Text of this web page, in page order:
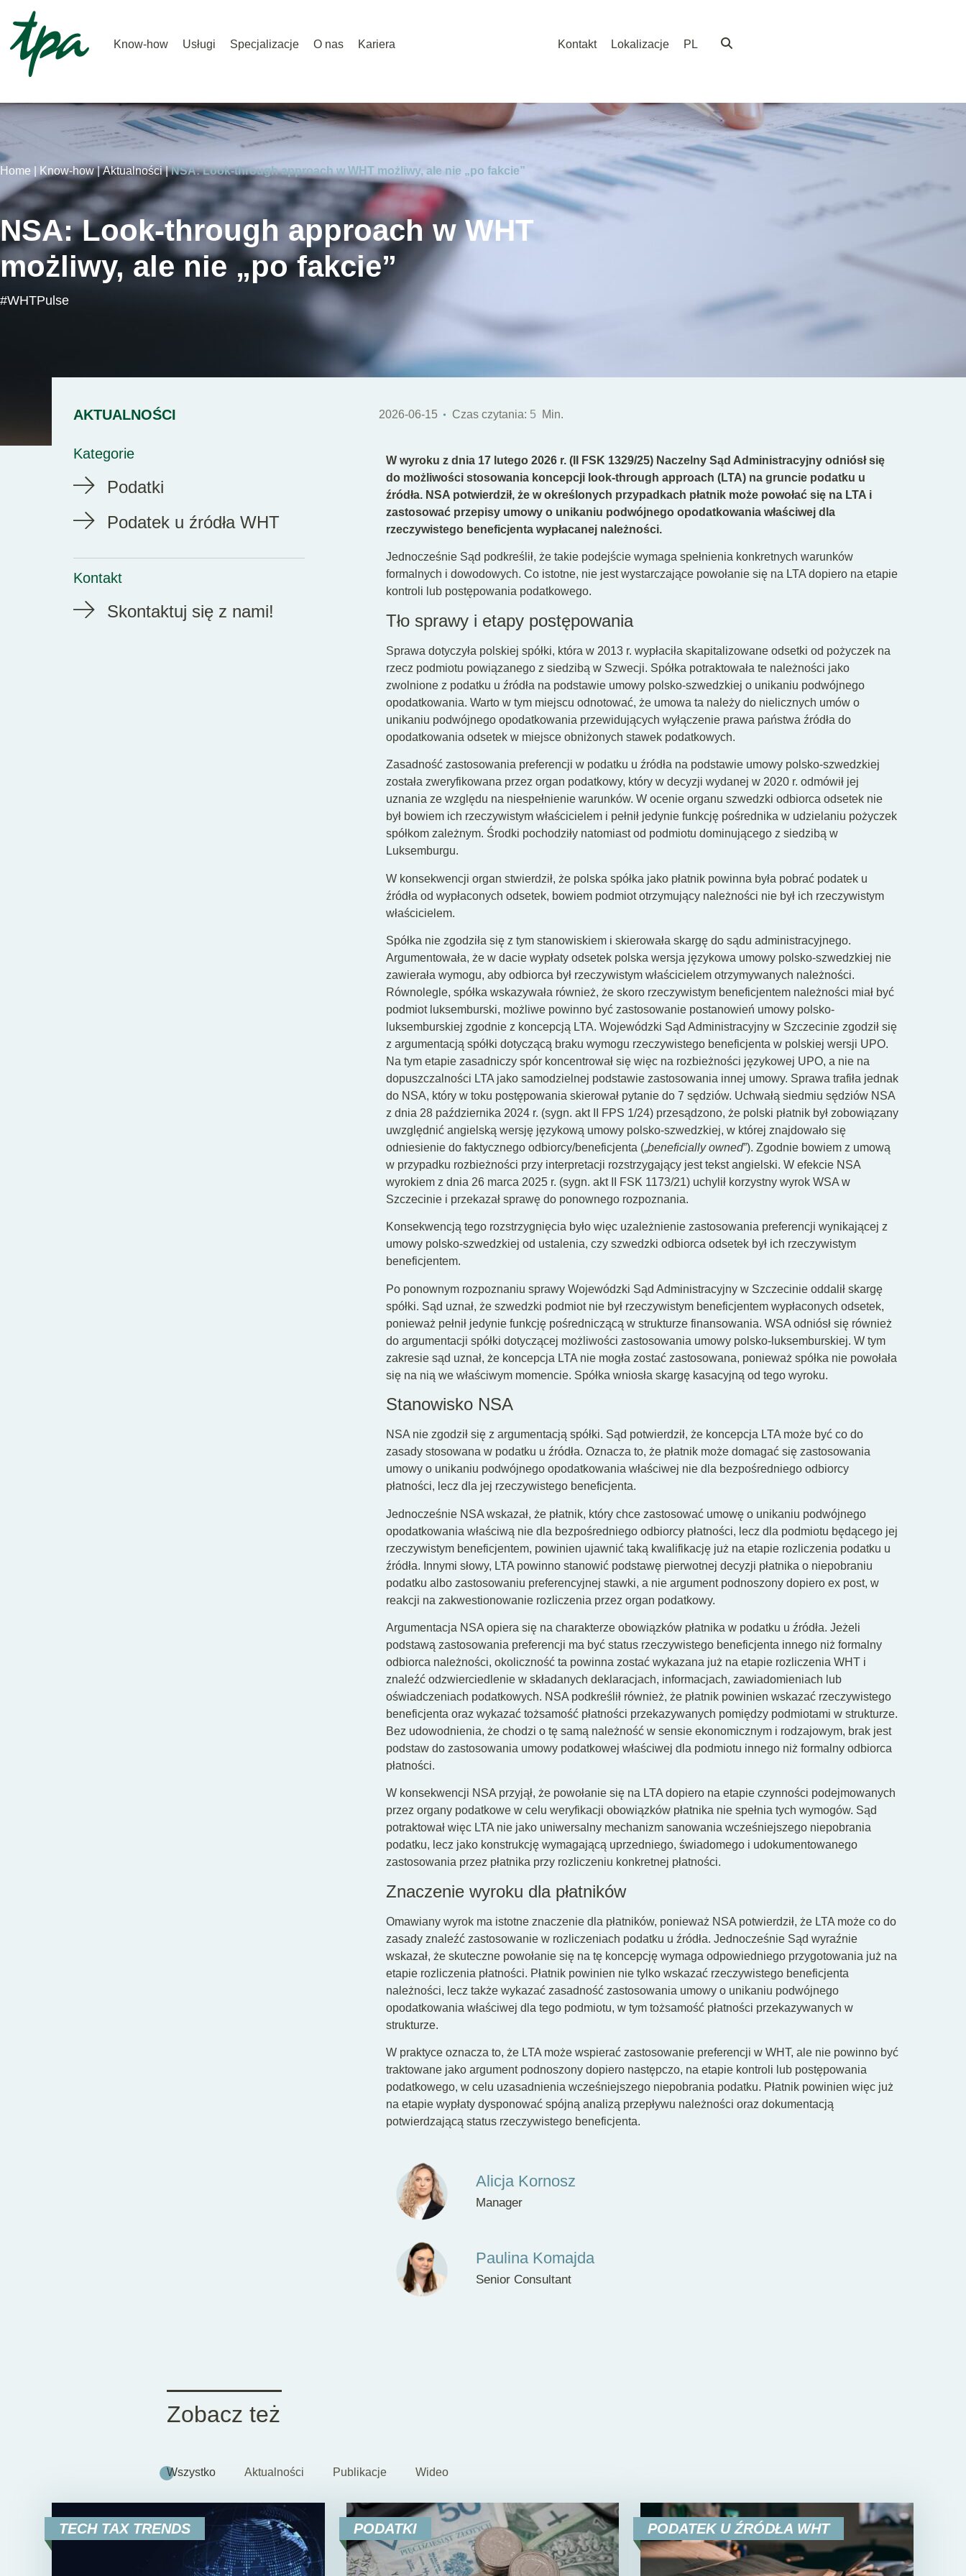
Know-how Usługi Specjalizacje O nas Kariera Kontakt Lokalizacje PL
Home | Know-how |Aktualności |NSA: Look-through approach w WHT możliwy, ale nie „po fakcie”
NSA: Look-through approach w WHT
możliwy, ale nie „po fakcie”
#WHTPulse
AKTUALNOŚCI
Kategorie
Podatki
Podatek u źródła WHT
Kontakt
Skontaktuj się z nami!
2026-06-15 Czas czytania: 5 Min.
W wyroku z dnia 17 lutego 2026 r. (II FSK 1329/25) Naczelny Sąd Administracyjny odniósł się
do możliwości stosowania koncepcji look-through approach (LTA) na gruncie podatku u
źródła. NSA potwierdził, że w określonych przypadkach płatnik może powołać się na LTA i
zastosować przepisy umowy o unikaniu podwójnego opodatkowania właściwej dla
rzeczywistego beneficjenta wypłacanej należności.
Jednocześnie Sąd podkreślił, że takie podejście wymaga spełnienia konkretnych warunków
formalnych i dowodowych. Co istotne, nie jest wystarczające powołanie się na LTA dopiero na etapie
kontroli lub postępowania podatkowego.
Tło sprawy i etapy postępowania
Sprawa dotyczyła polskiej spółki, która w 2013 r. wypłaciła skapitalizowane odsetki od pożyczek na
rzecz podmiotu powiązanego z siedzibą w Szwecji. Spółka potraktowała te należności jako
zwolnione z podatku u źródła na podstawie umowy polsko-szwedzkiej o unikaniu podwójnego
opodatkowania. Warto w tym miejscu odnotować, że umowa ta należy do nielicznych umów o
unikaniu podwójnego opodatkowania przewidujących wyłączenie prawa państwa źródła do
opodatkowania odsetek w miejsce obniżonych stawek podatkowych.
Zasadność zastosowania preferencji w podatku u źródła na podstawie umowy polsko-szwedzkiej
została zweryfikowana przez organ podatkowy, który w decyzji wydanej w 2020 r. odmówił jej
uznania ze względu na niespełnienie warunków. W ocenie organu szwedzki odbiorca odsetek nie
był bowiem ich rzeczywistym właścicielem i pełnił jedynie funkcję pośrednika w udzielaniu pożyczek
spółkom zależnym. Środki pochodziły natomiast od podmiotu dominującego z siedzibą w
Luksemburgu.
W konsekwencji organ stwierdził, że polska spółka jako płatnik powinna była pobrać podatek u
źródła od wypłaconych odsetek, bowiem podmiot otrzymujący należności nie był ich rzeczywistym
właścicielem.
Spółka nie zgodziła się z tym stanowiskiem i skierowała skargę do sądu administracyjnego.
Argumentowała, że w dacie wypłaty odsetek polska wersja językowa umowy polsko-szwedzkiej nie
zawierała wymogu, aby odbiorca był rzeczywistym właścicielem otrzymywanych należności.
Równolegle, spółka wskazywała również, że skoro rzeczywistym beneficjentem należności miał być
podmiot luksemburski, możliwe powinno być zastosowanie postanowień umowy polsko-
luksemburskiej zgodnie z koncepcją LTA. Wojewódzki Sąd Administracyjny w Szczecinie zgodził się
z argumentacją spółki dotyczącą braku wymogu rzeczywistego beneficjenta w polskiej wersji UPO.
Na tym etapie zasadniczy spór koncentrował się więc na rozbieżności językowej UPO, a nie na
dopuszczalności LTA jako samodzielnej podstawie zastosowania innej umowy. Sprawa trafiła jednak
do NSA, który w toku postępowania skierował pytanie do 7 sędziów. Uchwałą siedmiu sędziów NSA
z dnia 28 października 2024 r. (sygn. akt II FPS 1/24) przesądzono, że polski płatnik był zobowiązany
uwzględnić angielską wersję językową umowy polsko-szwedzkiej, w której znajdowało się
odniesienie do faktycznego odbiorcy/beneficjenta („beneficially owned”). Zgodnie bowiem z umową
w przypadku rozbieżności przy interpretacji rozstrzygający jest tekst angielski. W efekcie NSA
wyrokiem z dnia 26 marca 2025 r. (sygn. akt II FSK 1173/21) uchylił korzystny wyrok WSA w
Szczecinie i przekazał sprawę do ponownego rozpoznania.
Konsekwencją tego rozstrzygnięcia było więc uzależnienie zastosowania preferencji wynikającej z
umowy polsko-szwedzkiej od ustalenia, czy szwedzki odbiorca odsetek był ich rzeczywistym
beneficjentem.
Po ponownym rozpoznaniu sprawy Wojewódzki Sąd Administracyjny w Szczecinie oddalił skargę
spółki. Sąd uznał, że szwedzki podmiot nie był rzeczywistym beneficjentem wypłaconych odsetek,
ponieważ pełnił jedynie funkcję pośredniczącą w strukturze finansowania. WSA odniósł się również
do argumentacji spółki dotyczącej możliwości zastosowania umowy polsko-luksemburskiej. W tym
zakresie sąd uznał, że koncepcja LTA nie mogła zostać zastosowana, ponieważ spółka nie powołała
się na nią we właściwym momencie. Spółka wniosła skargę kasacyjną od tego wyroku.
Stanowisko NSA
NSA nie zgodził się z argumentacją spółki. Sąd potwierdził, że koncepcja LTA może być co do
zasady stosowana w podatku u źródła. Oznacza to, że płatnik może domagać się zastosowania
umowy o unikaniu podwójnego opodatkowania właściwej nie dla bezpośredniego odbiorcy
płatności, lecz dla jej rzeczywistego beneficjenta.
Jednocześnie NSA wskazał, że płatnik, który chce zastosować umowę o unikaniu podwójnego
opodatkowania właściwą nie dla bezpośredniego odbiorcy płatności, lecz dla podmiotu będącego jej
rzeczywistym beneficjentem, powinien ujawnić taką kwalifikację już na etapie rozliczenia podatku u
źródła. Innymi słowy, LTA powinno stanowić podstawę pierwotnej decyzji płatnika o niepobraniu
podatku albo zastosowaniu preferencyjnej stawki, a nie argument podnoszony dopiero ex post, w
reakcji na zakwestionowanie rozliczenia przez organ podatkowy.
Argumentacja NSA opiera się na charakterze obowiązków płatnika w podatku u źródła. Jeżeli
podstawą zastosowania preferencji ma być status rzeczywistego beneficjenta innego niż formalny
odbiorca należności, okoliczność ta powinna zostać wykazana już na etapie rozliczenia WHT i
znaleźć odzwierciedlenie w składanych deklaracjach, informacjach, zawiadomieniach lub
oświadczeniach podatkowych. NSA podkreślił również, że płatnik powinien wskazać rzeczywistego
beneficjenta oraz wykazać tożsamość płatności przekazywanych pomiędzy podmiotami w strukturze.
Bez udowodnienia, że chodzi o tę samą należność w sensie ekonomicznym i rodzajowym, brak jest
podstaw do zastosowania umowy podatkowej właściwej dla podmiotu innego niż formalny odbiorca
płatności.
W konsekwencji NSA przyjął, że powołanie się na LTA dopiero na etapie czynności podejmowanych
przez organy podatkowe w celu weryfikacji obowiązków płatnika nie spełnia tych wymogów. Sąd
potraktował więc LTA nie jako uniwersalny mechanizm sanowania wcześniejszego niepobrania
podatku, lecz jako konstrukcję wymagającą uprzedniego, świadomego i udokumentowanego
zastosowania przez płatnika przy rozliczeniu konkretnej płatności.
Znaczenie wyroku dla płatników
Omawiany wyrok ma istotne znaczenie dla płatników, ponieważ NSA potwierdził, że LTA może co do
zasady znaleźć zastosowanie w rozliczeniach podatku u źródła. Jednocześnie Sąd wyraźnie
wskazał, że skuteczne powołanie się na tę koncepcję wymaga odpowiedniego przygotowania już na
etapie rozliczenia płatności. Płatnik powinien nie tylko wskazać rzeczywistego beneficjenta
należności, lecz także wykazać zasadność zastosowania umowy o unikaniu podwójnego
opodatkowania właściwej dla tego podmiotu, w tym tożsamość płatności przekazywanych w
strukturze.
W praktyce oznacza to, że LTA może wspierać zastosowanie preferencji w WHT, ale nie powinno być
traktowane jako argument podnoszony dopiero następczo, na etapie kontroli lub postępowania
podatkowego, w celu uzasadnienia wcześniejszego niepobrania podatku. Płatnik powinien więc już
na etapie wypłaty dysponować spójną analizą przepływu należności oraz dokumentacją
potwierdzającą status rzeczywistego beneficjenta.
Alicja Kornosz
Manager
Paulina Komajda
Senior Consultant
Zobacz też
Wszystko Aktualności Publikacje Wideo
TECH TAX TRENDS PODATKI PODATEK U ŹRÓDŁA WHT